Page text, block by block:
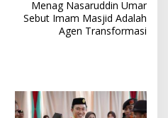
Menag Nasaruddin Umar
Sebut Imam Masjid Adalah
Agen Transformasi